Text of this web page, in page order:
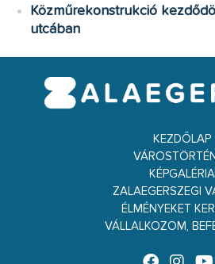
Közműrekonstrukció
utcában
KEZDŐLAP
KÉPGALÉRIA
ZALAEGERSZEGI
ÉLMÉNYEKET
VÁLLALKOZOM,